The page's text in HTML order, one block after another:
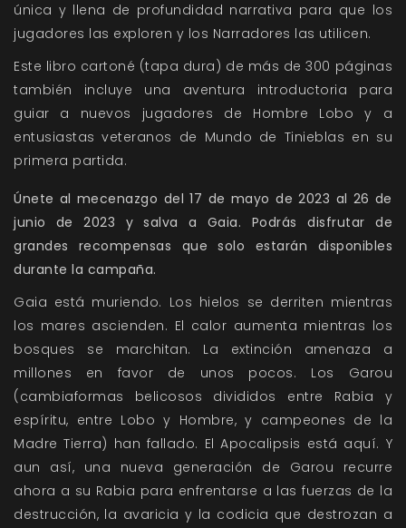
única y llena de profundidad narrativa para que los
jugadores las exploren y los Narradores las utilicen.
Este libro cartoné (tapa dura) de más de 300 páginas
también incluye una aventura introductoria para
guiar a nuevos jugadores de Hombre Lobo y a
entusiastas veteranos de Mundo de Tinieblas en su
primera partida.
Únete al mecenazgo del 17 de mayo de 2023 al 26 de
junio de 2023 y salva a Gaia. Podrás disfrutar de
grandes recompensas que solo estarán disponibles
durante la campaña.
Gaia está muriendo. Los hielos se derriten mientras
los mares ascienden. El calor aumenta mientras los
bosques se marchitan. La extinción amenaza a
millones en favor de unos pocos. Los Garou
(cambiaformas belicosos divididos entre Rabia y
espíritu, entre Lobo y Hombre, y campeones de la
Madre Tierra) han fallado. El Apocalipsis está aquí. Y
aun así, una nueva generación de Garou recurre
ahora a su Rabia para enfrentarse a las fuerzas de la
destrucción, la avaricia y la codicia que destrozan a